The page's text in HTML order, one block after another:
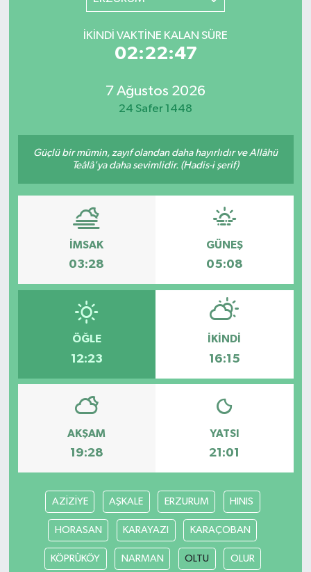
İKINDI VAKTINE KALAN SÜRE
02:22:47
7 Ağustos 2026
24 Safer 1448
Güçlü bir mümin, zayıf olandan daha hayırlıdır ve Allâhü
Teâlâ'ya daha sevimlidir. (Hadis-i şerif)
İMSAK
03:28
GÜNEŞ
05:08
ÖĞLE
12:23
İKINDI
16:15
AKŞAM
19:28
YATSI
21:01
AZİZİYE AŞKALE ERZURUM HINIS
HORASAN KARAYAZI KARAÇOBAN
KÖPRÜKÖY NARMAN OLTU OLUR